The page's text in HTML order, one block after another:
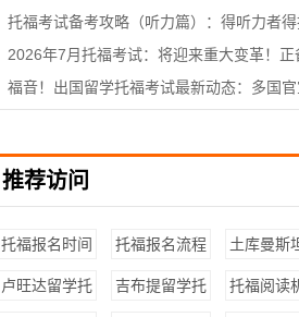
迎来重大改革？时间大幅缩短！
托福考试备考攻略（听力篇）：得听力者
福！托福听力超实用经验！
2026年7月托福考试：将迎来重大变革！正
考考生如何应对？雅思这么难，我要不要换
福音！出国留学托福考试最新动态：多国官
推荐访问
托福报名时间 托福报名流程
土库曼斯
卢旺达留学托
吉布提留学托
托福阅读